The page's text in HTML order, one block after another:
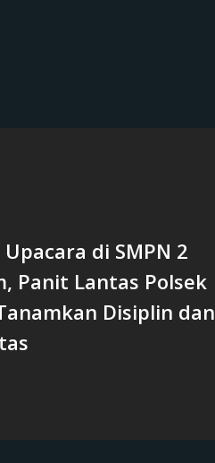
di SMPN 2
Panit Lantas Polsek
Disiplin dan